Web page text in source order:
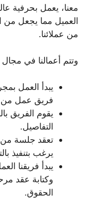
معنا، يعمل بحرفية
العميل مما يجعل من
من عملائنا.
وتتم أعمالنا في
يبدأ العمل
فريق عمل من
يقوم الفريق
التفاصيل.
تعقد جلسة من
يرغب بتنفيذ
يبدأ فريقنا
وكتابة عقد
الحقوق.